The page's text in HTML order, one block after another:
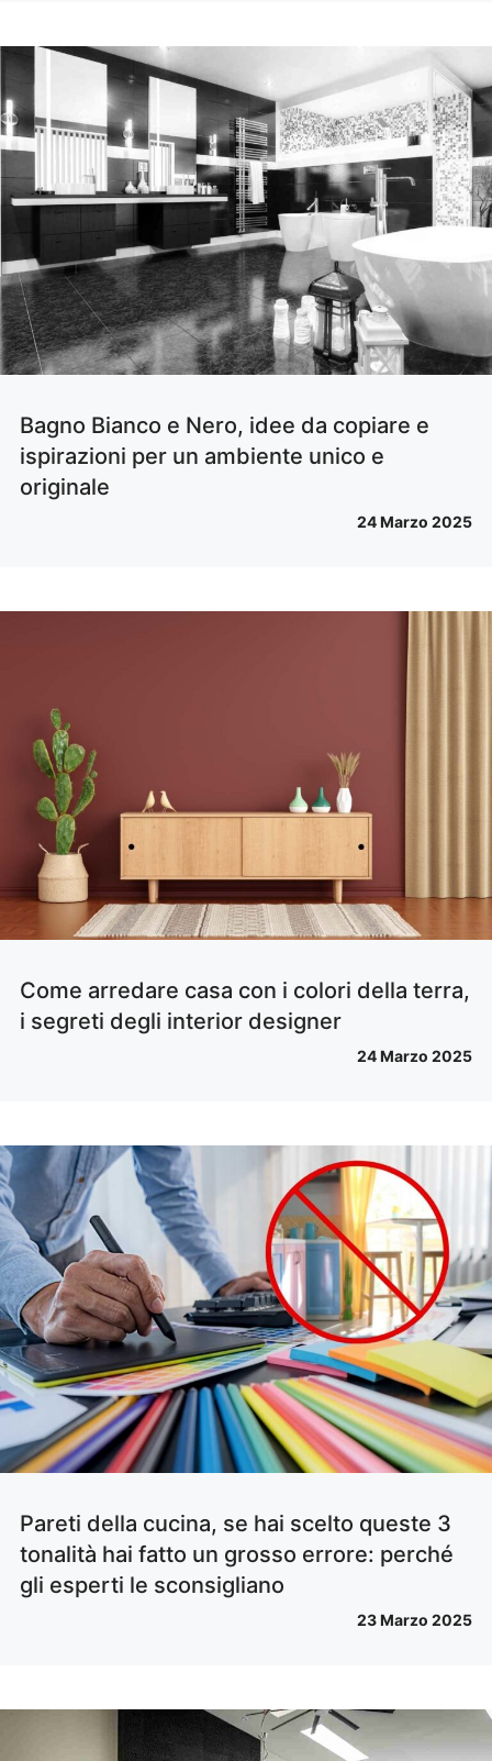
Bagno Bianco e Nero, idee da copiare e
ispirazioni per un ambiente unico e
originale
24 Marzo 2025
Come arredare casa con i colori della terra,
i segreti degli interior designer
24 Marzo 2025
Pareti della cucina, se hai scelto queste 3
tonalità hai fatto un grosso errore: perché
gli esperti le sconsigliano
23 Marzo 2025